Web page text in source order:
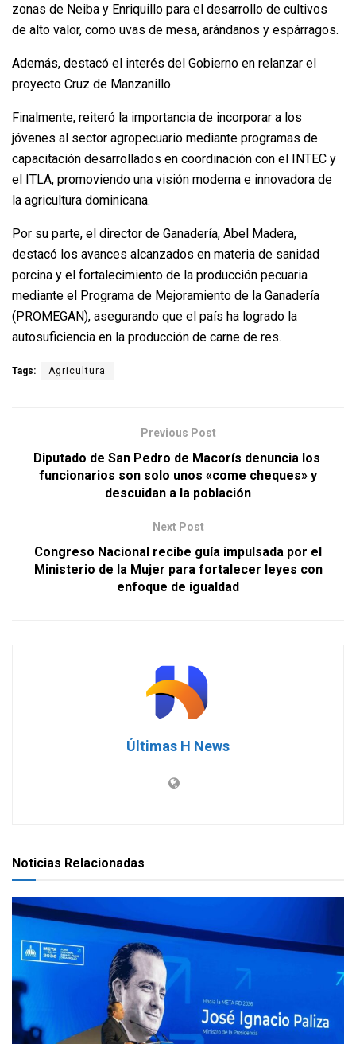
zonas de Neiba y Enriquillo para el desarrollo de cultivos
de alto valor, como uvas de mesa, arándanos y espárragos.
Además, destacó el interés del Gobierno en relanzar el
proyecto Cruz de Manzanillo.
Finalmente, reiteró la importancia de incorporar a los
jóvenes al sector agropecuario mediante programas de
capacitación desarrollados en coordinación con el INTEC y
el ITLA, promoviendo una visión moderna e innovadora de
la agricultura dominicana.
Por su parte, el director de Ganadería, Abel Madera,
destacó los avances alcanzados en materia de sanidad
porcina y el fortalecimiento de la producción pecuaria
mediante el Programa de Mejoramiento de la Ganadería
(PROMEGAN), asegurando que el país ha logrado la
autosuficiencia en la producción de carne de res.
Tags: Agricultura
Previous Post
Diputado de San Pedro de Macorís denuncia los
funcionarios son solo unos «come cheques» y
descuidan a la población
Next Post
Congreso Nacional recibe guía impulsada por el
Ministerio de la Mujer para fortalecer leyes con
enfoque de igualdad
Últimas H News
Noticias Relacionadas